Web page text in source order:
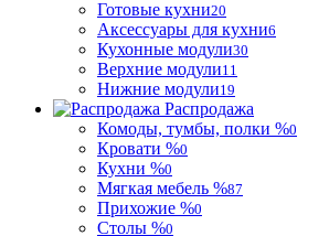
Готовые кухни20
Аксессуары для кухни6
Кухонные модули30
Верхние модули11
Нижние модули19
Распродажа
Комоды, тумбы, полки %0
Кровати %0
Кухни %0
Мягкая мебель %87
Прихожие %0
Столы %0